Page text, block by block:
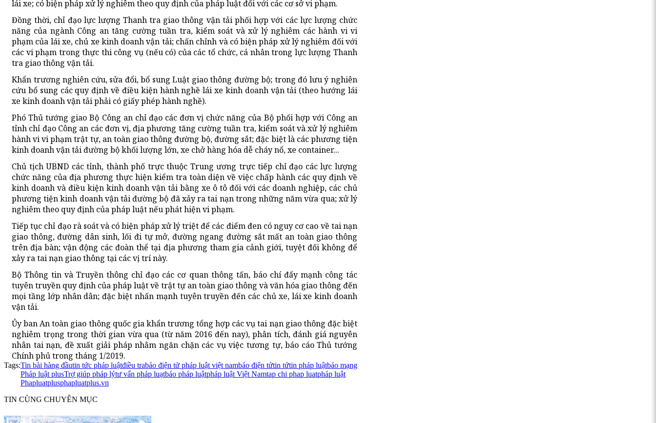
lái xe; có biện pháp xử lý nghiêm theo quy định của pháp luật đối với các cơ sở vi phạm.
Đồng thời, chỉ đạo lực lượng Thanh tra giao thông vận tải phối hợp với các lực lượng chức
năng của ngành Công an tăng cường tuần tra, kiểm soát và xử lý nghiêm các hành vi vi
phạm của lái xe, chủ xe kinh doanh vận tải; chấn chỉnh và có biện pháp xử lý nghiêm đối với
các vi phạm trong thực thi công vụ (nếu có) của các tổ chức, cá nhân trong lực lượng Thanh
tra giao thông vận tải.
Khẩn trương nghiên cứu, sửa đổi, bổ sung Luật giao thông đường bộ; trong đó lưu ý nghiên
cứu bổ sung các quy định về điều kiện hành nghề lái xe kinh doanh vận tải (theo hướng lái
xe kinh doanh vận tải phải có giấy phép hành nghề).
Phó Thủ tướng giao Bộ Công an chỉ đạo các đơn vị chức năng của Bộ phối hợp với Công an
tỉnh chỉ đạo Công an các đơn vị, địa phương tăng cường tuần tra, kiểm soát và xử lý nghiêm
hành vi vi phạm trật tự, an toàn giao thông đường bộ, đường sắt; đặc biệt là các phương tiện
kinh doanh vận tải đường bộ khối lượng lớn, xe chở hàng hóa dễ cháy nổ, xe container...
Chủ tịch UBND các tỉnh, thành phố trực thuộc Trung ương trực tiếp chỉ đạo các lực lượng
chức năng của địa phương thực hiện kiểm tra toàn diện về việc chấp hành các quy định về
kinh doanh và điều kiện kinh doanh vận tải bằng xe ô tô đối với các doanh nghiệp, các chủ
phương tiện kinh doanh vận tải đường bộ đã xảy ra tai nạn trong những năm vừa qua; xử lý
nghiêm theo quy định của pháp luật nếu phát hiện vi phạm.
Tiếp tục chỉ đạo rà soát và có biện pháp xử lý triệt để các điểm đen có nguy cơ cao về tai nạn
giao thông, đường dân sinh, lối đi tự mở, đường ngang đường sắt mất an toàn giao thông
trên địa bàn; vận động các đoàn thể tại địa phương tham gia cảnh giới, tuyệt đối không để
xảy ra tai nạn giao thông tại các vị trí này.
Bộ Thông tin và Truyền thông chỉ đạo các cơ quan thông tấn, báo chí đẩy mạnh công tác
tuyên truyền quy định của pháp luật về trật tự an toàn giao thông và văn hóa giao thông đến
mọi tầng lớp nhân dân; đặc biệt nhấn mạnh tuyên truyền đến các chủ xe, lái xe kinh doanh
vận tải.
Ủy ban An toàn giao thông quốc gia khẩn trương tổng hợp các vụ tai nạn giao thông đặc biệt
nghiêm trọng trong thời gian vừa qua (từ năm 2016 đến nay), phân tích, đánh giá nguyên
nhân tai nạn, đề xuất giải pháp nhằm ngăn chặn các vụ việc tương tự, báo cáo Thủ tướng
Chính phủ trong tháng 1/2019.
Tags:Tin bài hàng đầutin tức pháp luậtđiều trabáo điện tử pháp luật việt nambáo điện tửtin tứtin pháp luậtbáo mạng
Pháp luật plusTrợ giúp pháp lýtư vấn pháp luạtbáo pháp luậtpháp luật Việt Namtap chi phap luatpháp luật
Phapluatplusphapluatplus.vn
TIN CÙNG CHUYÊN MỤC